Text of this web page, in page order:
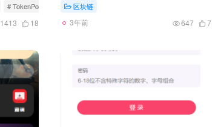
# TokenPocket
1413 18
区块链
3年前 647 7